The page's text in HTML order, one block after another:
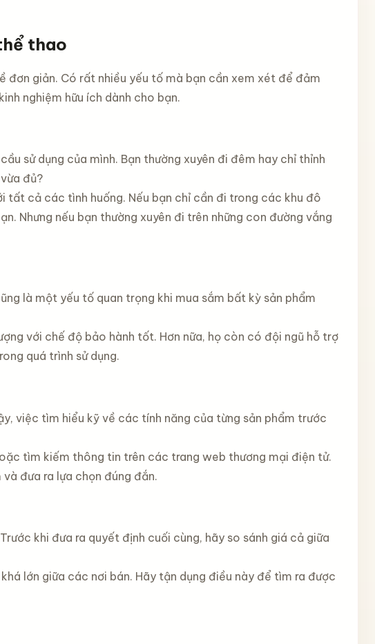
thao
đơn giản. Có rất nhiều yếu tố mà bạn cần xem xét để đảm
nghiệm hữu ích dành cho bạn.
sử dụng của mình. Bạn thường xuyên đi đêm hay chỉ thỉnh
đủ?
tất cả các tình huống. Nếu bạn chỉ cần đi trong các khu đô
Nhưng nếu bạn thường xuyên đi trên những con đường vắng
là một yếu tố quan trọng khi mua sắm bất kỳ sản phẩm
với chế độ bảo hành tốt. Hơn nữa, họ còn có đội ngũ hỗ trợ
quá trình sử dụng.
việc tìm hiểu kỹ về các tính năng của từng sản phẩm trước
tìm kiếm thông tin trên các trang web thương mại điện tử.
đưa ra lựa chọn đúng đắn.
khi đưa ra quyết định cuối cùng, hãy so sánh giá cả giữa
lớn giữa các nơi bán. Hãy tận dụng điều này để tìm ra được